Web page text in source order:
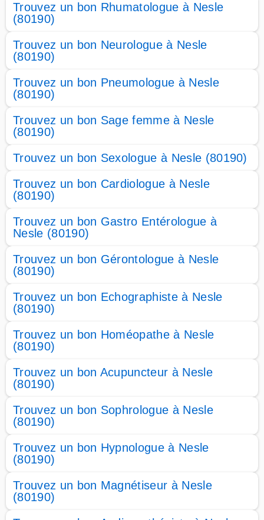
Trouvez un bon Rhumatologue à Nesle
(80190)
Trouvez un bon Neurologue à Nesle
(80190)
Trouvez un bon Pneumologue à Nesle
(80190)
Trouvez un bon Sage femme à Nesle
(80190)
Trouvez un bon Sexologue à Nesle (80190)
Trouvez un bon Cardiologue à Nesle
(80190)
Trouvez un bon Gastro Entérologue à
Nesle (80190)
Trouvez un bon Gérontologue à Nesle
(80190)
Trouvez un bon Echographiste à Nesle
(80190)
Trouvez un bon Homéopathe à Nesle
(80190)
Trouvez un bon Acupuncteur à Nesle
(80190)
Trouvez un bon Sophrologue à Nesle
(80190)
Trouvez un bon Hypnologue à Nesle
(80190)
Trouvez un bon Magnétiseur à Nesle
(80190)